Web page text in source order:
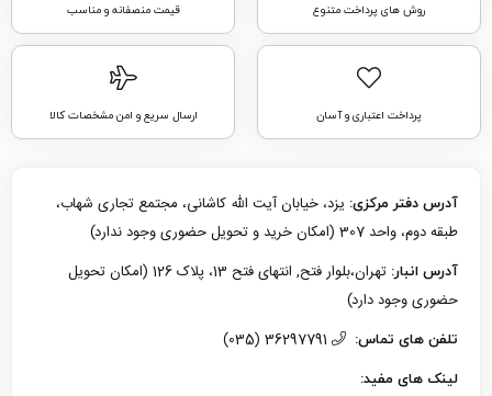
روش های پرداخت متنوع قیمت منصفانه و مناسب
پرداخت اعتباری و آسان ارسال سریع و امن مشخصات کالا
آدرس دفتر مرکزی: یزد، خیابان آیت الله کاشانی، مجتمع تجاری شهاب،
طبقه دوم، واحد 307 (امکان خرید و تحویل حضوری وجود ندارد)
آدرس انبار:
تهران،بلوار فتح, انتهای فتح 13، پلاک 126 (امکان تحویل
حضوری وجود دارد)
تلفن های تماس:
لینک های مفید: